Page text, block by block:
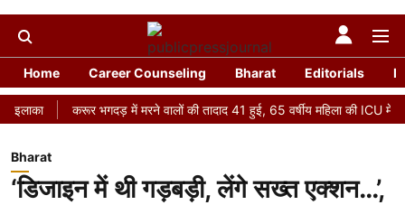
Home Career Counseling Bharat Editorials
करूर भगदड़ में मरने वालों की तादाद 41 हुई, 65 वर्षीय महिला की ICU में मौत
Bharat
‘डिजाइन में थी गड़बड़ी, लेंगे सख्त एक्शन…’,